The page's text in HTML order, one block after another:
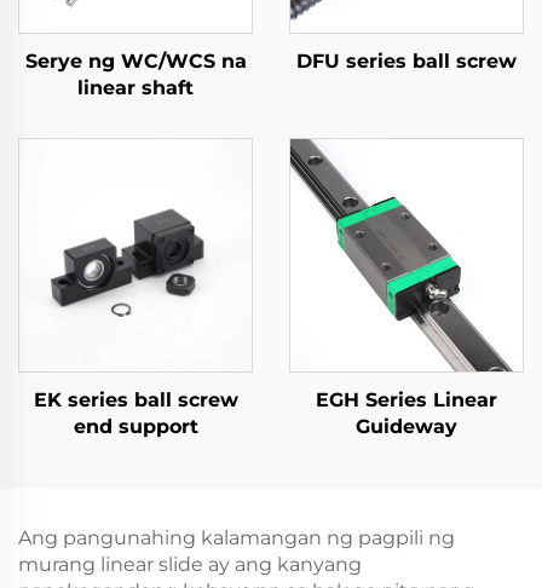
Serye ng WC/WCS na
linear shaft
DFU series ball screw
EK series ball screw
end support
EGH Series Linear
Guideway
Ang pangunahing kalamangan ng pagpili ng
murang linear slide ay ang kanyang